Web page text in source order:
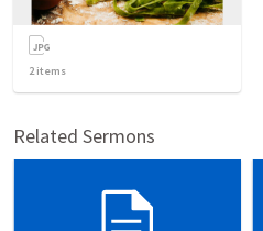
2items
Related Sermons